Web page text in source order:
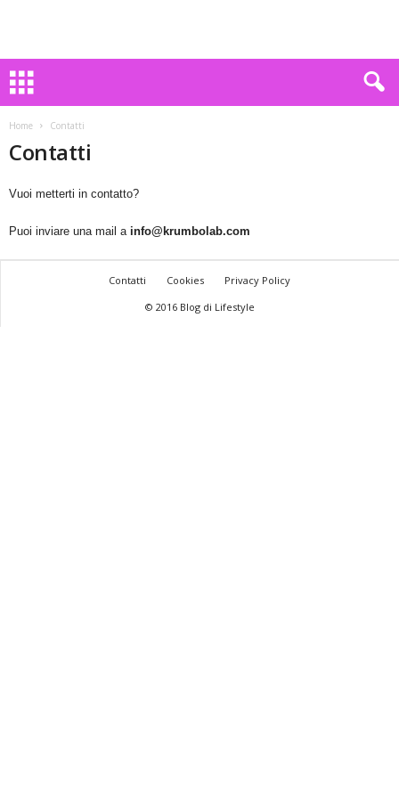
Home Contatti
Contatti
Vuoi metterti in contatto?
Puoi inviare una mail a info@krumbolab.com
Contatti Cookies
Privacy Policy
© 2016 Blog di Lifestyle